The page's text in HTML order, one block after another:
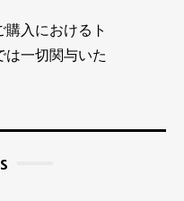
入におけるト
は一切関与いた